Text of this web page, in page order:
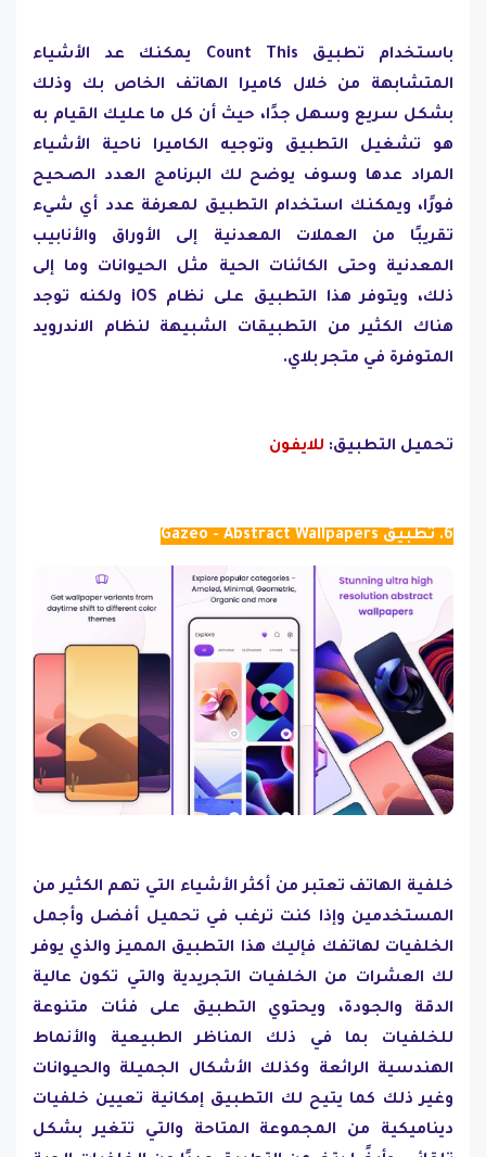
باستخدام تطبيق Count This يمكنك عد الأشياء
المتشابهة من خلال كاميرا الهاتف الخاص بك وذلك
بشكل سريع وسهل جدًا، حيث أن كل ما عليك القيام به
هو تشغيل التطبيق وتوجيه الكاميرا ناحية الأشياء
المراد عدها وسوف يوضح لك البرنامج العدد الصحيح
فورًا، ويمكنك استخدام التطبيق لمعرفة عدد أي شيء
تقريبًا من العملات المعدنية إلى الأوراق والأنابيب
المعدنية وحتى الكائنات الحية مثل الحيوانات وما إلى
ذلك، ويتوفر هذا التطبيق على نظام iOS ولكنه توجد
هناك الكثير من التطبيقات الشبيهة لنظام الاندرويد
المتوفرة في متجر بلاي.
تحميل التطبيق: للايفون
6. تطبيق Gazeo - Abstract Wallpapers
خلفية الهاتف تعتبر من أكثر الأشياء التي تهم الكثير من
المستخدمين وإذا كنت ترغب في تحميل أفضل وأجمل
الخلفيات لهاتفك فإليك هذا التطبيق المميز والذي يوفر
لك العشرات من الخلفيات التجريدية والتي تكون عالية
الدقة والجودة، ويحتوي التطبيق على فئات متنوعة
للخلفيات بما في ذلك المناظر الطبيعية والأنماط
الهندسية الرائعة وكذلك الأشكال الجميلة والحيوانات
وغير ذلك كما يتيح لك التطبيق إمكانية تعيين خلفيات
ديناميكية من المجموعة المتاحة والتي تتغير بشكل